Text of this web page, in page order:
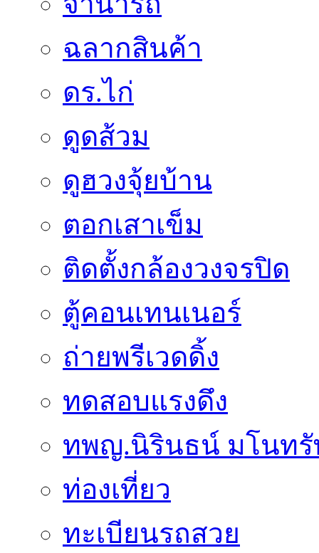
ฉลากสินค้า
ดร.ไก่
ดูดส้วม
ดูฮวงจุ้ยบ้าน
ตอกเสาเข็ม
ติดตั้งกล้องวงจรปิด
ตู้คอนเทนเนอร์
ถ่ายพรีเวดดิ้ง
ทดสอบแรงดึง
ทพญ.นิรินธน์ มโนท
ท่องเที่ยว
ทะเบียนรถสวย